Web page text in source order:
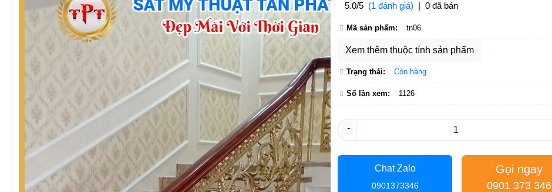
5.0/5 (1 đánh giá) | 0 đã bán
Mã sản phẩm: tn06
Xem thêm thuộc tính sản phẩm
Trạng thái: Còn hàng
Số lần xem: 1126
-
Chat Zalo
0901373346
Gọi ngay
0901 373 346